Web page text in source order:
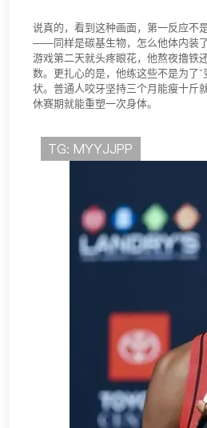
说真的，看到这种画面，第一反应不
——同样是碳基生物，怎么他体内装
游戏第二天就头疼眼花，他熬夜撸铁
数。更扎心的是，他练这些不是为了“
状。普通人咬牙坚持三个月能瘦十斤
休赛期就能重塑一次身体。